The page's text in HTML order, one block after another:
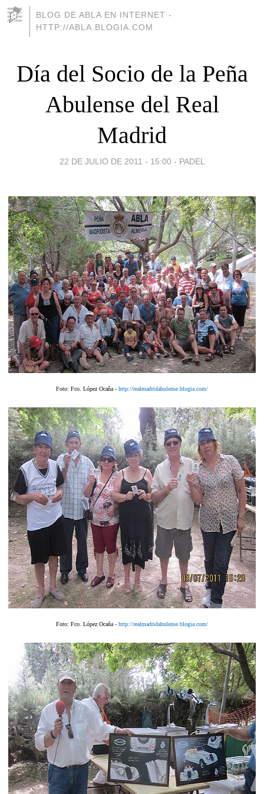
BLOG DE ABLA EN INTERNET -
HTTP://ABLA.BLOGIA.COM
Día del Socio de la Peña
Abulense del Real
Madrid
22 DE JULIO DE 2011 - 15:00 - PADEL
Foto: Fco. López Ocaña - http://realmadridabulense.blogia.com/
Foto: Fco. López Ocaña - http://realmadridabulense.blogia.com/